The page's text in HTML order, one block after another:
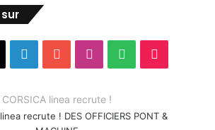
LinkedinYouTubeInstagram
Spotify
CORSICA linea recrute !